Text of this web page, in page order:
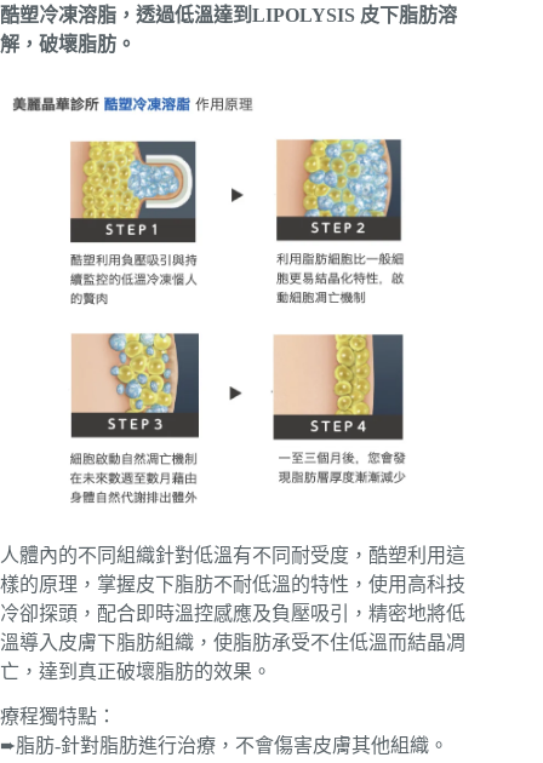
酷塑冷凍溶脂，透過低溫達到LIPOLYSIS 皮下脂肪溶
解，破壞脂肪。
人體內的不同組織針對低溫有不同耐受度，酷塑利用這
樣的原理，掌握皮下脂肪不耐低溫的特性，使用高科技
冷卻探頭，配合即時溫控感應及負壓吸引，精密地將低
溫導入皮膚下脂肪組織，使脂肪承受不住低溫而結晶凋
亡，達到真正破壞脂肪的效果。
療程獨特點：
➨脂肪-針對脂肪進行治療，不會傷害皮膚其他組織。